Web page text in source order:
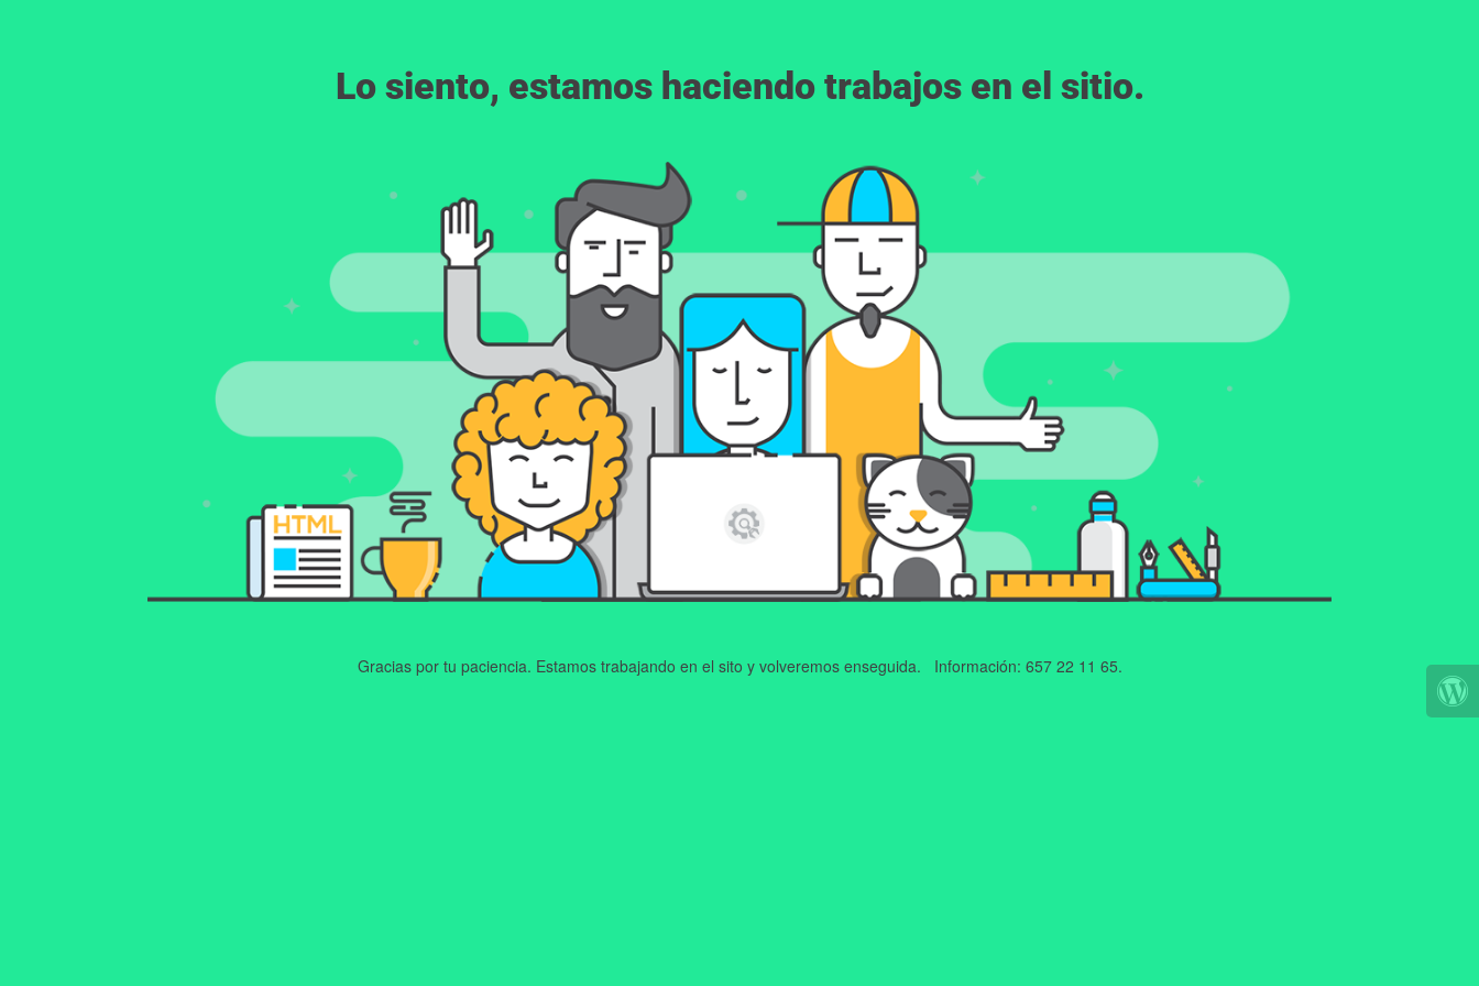
Lo siento, estamos haciendo trabajos en el sitio.
Gracias por tu paciencia. Estamos trabajando en el sito y volveremos enseguida. Información: 657 22 11 65.